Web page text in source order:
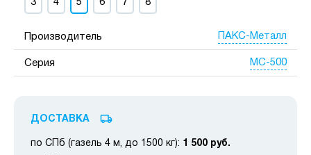
3 4 5 6 7 8
Производитель ПАКС-Металл
Серия МС-500
ДОСТАВКА
по СПб (газель 4 м, до 1500 кг): 1 500 руб.